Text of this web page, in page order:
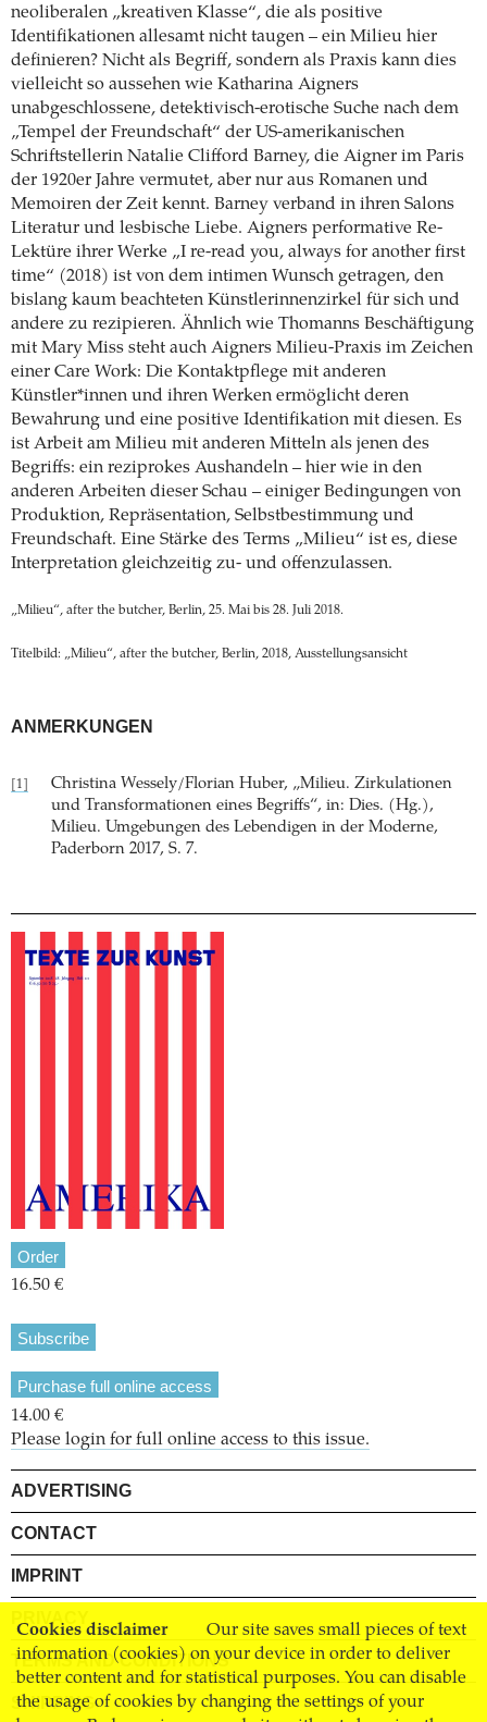
Cookies disclaimer
Our site saves small pieces of text
information (cookies) on your device in order to deliver
better content and for statistical purposes. You can disable
the usage of cookies by changing the settings of your
neoliberalen „kreativen Klasse“, die als positive
Identifikationen allesamt nicht taugen – ein Milieu hier
definieren? Nicht als Begriff, sondern als Praxis kann dies
vielleicht so aussehen wie Katharina Aigners
unabgeschlossene, detektivisch-erotische Suche nach dem
„Tempel der Freundschaft“ der US-amerikanischen
Schriftstellerin Natalie Clifford Barney, die Aigner im Paris
der 1920er Jahre vermutet, aber nur aus Romanen und
Memoiren der Zeit kennt. Barney verband in ihren Salons
Literatur und lesbische Liebe. Aigners performative Re-
Lektüre ihrer Werke „I re-read you, always for another first
time“ (2018) ist von dem intimen Wunsch getragen, den
bislang kaum beachteten Künstlerinnenzirkel für sich und
andere zu rezipieren. Ähnlich wie Thomanns Beschäftigung
mit Mary Miss steht auch Aigners Milieu-Praxis im Zeichen
einer Care Work: Die Kontaktpflege mit anderen
Künstler*innen und ihren Werken ermöglicht deren
Bewahrung und eine positive Identifikation mit diesen. Es
ist Arbeit am Milieu mit anderen Mitteln als jenen des
Begriffs: ein reziprokes Aushandeln – hier wie in den
anderen Arbeiten dieser Schau – einiger Bedingungen von
Produktion, Repräsentation, Selbstbestimmung und
Freundschaft. Eine Stärke des Terms „Milieu“ ist es, diese
Interpretation gleichzeitig zu- und offenzulassen.
„Milieu“, after the butcher, Berlin, 25. Mai bis 28. Juli 2018.
Titelbild: „Milieu“, after the butcher, Berlin, 2018, Ausstellungsansicht
ANMERKUNGEN
[1]
Christina Wessely/Florian Huber, „Milieu. Zirkulationen
und Transformationen eines Begriffs“, in: Dies. (Hg.),
Milieu. Umgebungen des Lebendigen in der Moderne,
Paderborn 2017, S. 7.
Order
16.50 €
Subscribe
Purchase full online access
14.00 €
Please login for full online access to this issue.
ADVERTISING
CONTACT
IMPRINT
PRIVACY
TERMS AND CONDITIONS
SHIPPING